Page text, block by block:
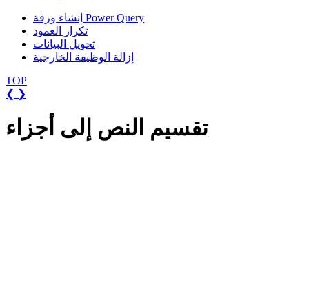
إنشاء ورقة Power Query
تكرار العمود
تحويل البيانات
إزالة الوظيفة الخارجية
TOP
❮ ❯
تقسيم النص إلى أجزاء